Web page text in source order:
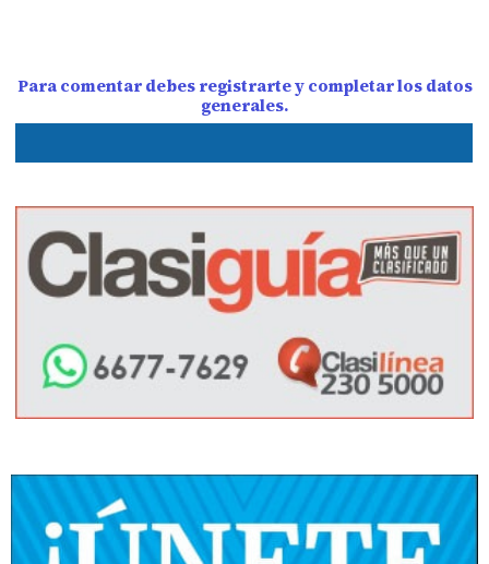
Para comentar debes registrarte y completar los datos
generales.